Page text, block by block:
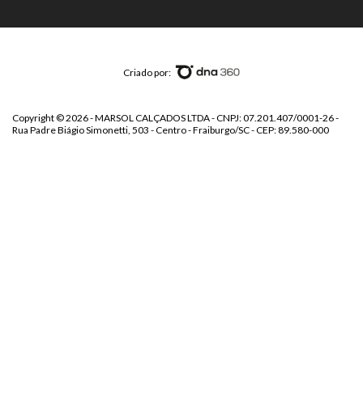
Criado por:
Copyright © 2026 - MARSOL CALÇADOS LTDA - CNPJ: 07.201.407/0001-26 -
Rua Padre Biágio Simonetti, 503 - Centro - Fraiburgo/SC - CEP: 89.580-000